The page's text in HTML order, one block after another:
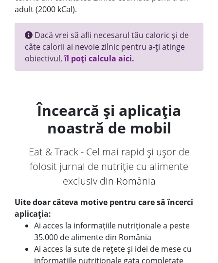
adult (2000 kCal).
Dacă vrei să afli necesarul tău caloric și de
câte calorii ai nevoie zilnic pentru a-ți atinge
obiectivul,îl poți calcula aici.
Încearcă și aplicația
noastră de mobil
Eat & Track - Cel mai rapid și ușor de
folosit jurnal de nutriție cu alimente
exclusiv din România
Uite doar câteva motive pentru care să încerci
aplicația:
Ai acces la informațiile nutriționale a peste
35.000 de alimente din România
Ai acces la sute de rețete și idei de mese cu
informațiile nutriționale gata completate